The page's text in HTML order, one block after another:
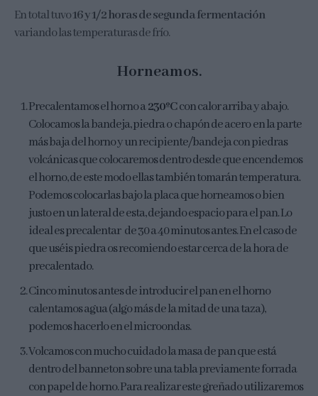
En total tuvo16 y 1/2 horas de segunda fermentación
variando las temperaturas de frío.
Horneamos.
Precalentamos el horno a230ºCcon calor arriba y abajo.
Colocamos la bandeja, piedra o chapón de acero en la parte
más baja del horno y un recipiente/bandeja con piedras
volcánicas que colocaremos dentro desde que encendemos
el horno, de este modo ellas también tomarán temperatura.
Podemos colocarlas bajo la placa que horneamos o bien
justo en un lateral de esta, dejando espacio para el pan. Lo
ideal es precalentar de 30 a 40 minutos antes. En el caso de
que uséis piedra os recomiendo estar cerca de la hora de
precalentado.
Cinco minutos antes de introducir el pan en el horno
calentamos agua (algo más de la mitad de una taza),
podemos hacerlo en el microondas.
Volcamos con mucho cuidado la masa de pan que está
dentro del banneton sobre una tabla previamente forrada
con papel de horno. Para realizar este greñado utilizaremos